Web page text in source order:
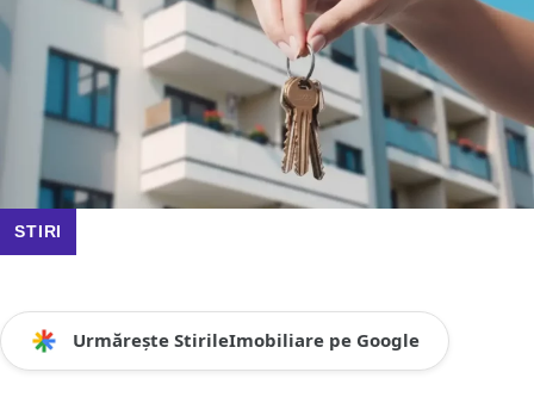
STIRI
Urmărește StirileImobiliare pe Google